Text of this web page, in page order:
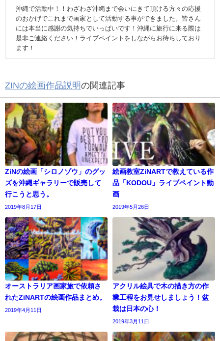
沖縄で活動中！！わざわざ沖縄まで会いにきて頂ける方々の応援
のおかげでこれまで画家として活動する事ができました。皆さん
には本当に感謝の気持ちでいっぱいです！沖縄に旅行に来る際は
是非ご連絡ください！ライブペイントをしながらお待ちしており
ます！
ZINの絵画作品説明の関連記事
ZiNの絵画「シロノゾウ」のグッ
ズを沖縄ギャラリーで販売して
行こうと思う。
2019年8月17日
絵画教室ZiNARTで教えている作
品「KODOU」ライブペイント動
画
2019年5月26日
オーストラリア画家旅で依頼さ
れたZiNARTの絵画作品まとめ。
2019年4月11日
アクリル絵具で木の描き方の作
業工程をお見せしましょう！盆
栽は日本の心！
2019年3月11日